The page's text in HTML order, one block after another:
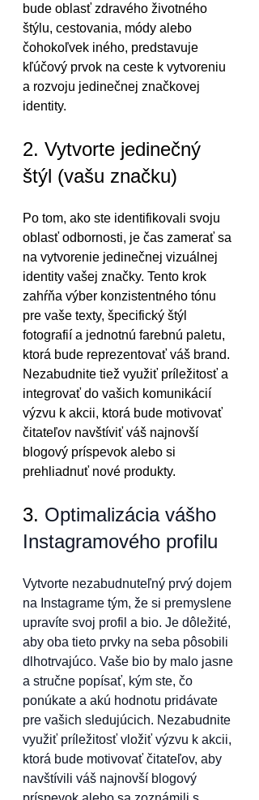
bude oblasť zdravého životného
štýlu, cestovania, módy alebo
čohokoľvek iného, predstavuje
kľúčový prvok na ceste k vytvoreniu
a rozvoju jedinečnej značkovej
identity.
2. Vytvorte jedinečný
štýl (vašu značku)
Po tom, ako ste identifikovali svoju
oblasť odbornosti, je čas zamerať sa
na vytvorenie jedinečnej vizuálnej
identity vašej značky. Tento krok
zahŕňa výber konzistentného tónu
pre vaše texty, špecifický štýl
fotografií a jednotnú farebnú paletu,
ktorá bude reprezentovať váš brand.
Nezabudnite tiež využiť príležitosť a
integrovať do vašich komunikácií
výzvu k akcii, ktorá bude motivovať
čitateľov navštíviť váš najnovší
blogový príspevok alebo si
prehliadnuť nové produkty.
3. Optimalizácia vášho
Instagramového profilu
Vytvorte nezabudnuteľný prvý dojem
na Instagrame tým, že si premyslene
upravíte svoj profil a bio. Je dôležité,
aby oba tieto prvky na seba pôsobili
dlhotrvajúco. Vaše bio by malo jasne
a stručne popísať, kým ste, čo
ponúkate a akú hodnotu pridávate
pre vašich sledujúcich. Nezabudnite
využiť príležitosť vložiť výzvu k akcii,
ktorá bude motivovať čitateľov, aby
navštívili váš najnovší blogový